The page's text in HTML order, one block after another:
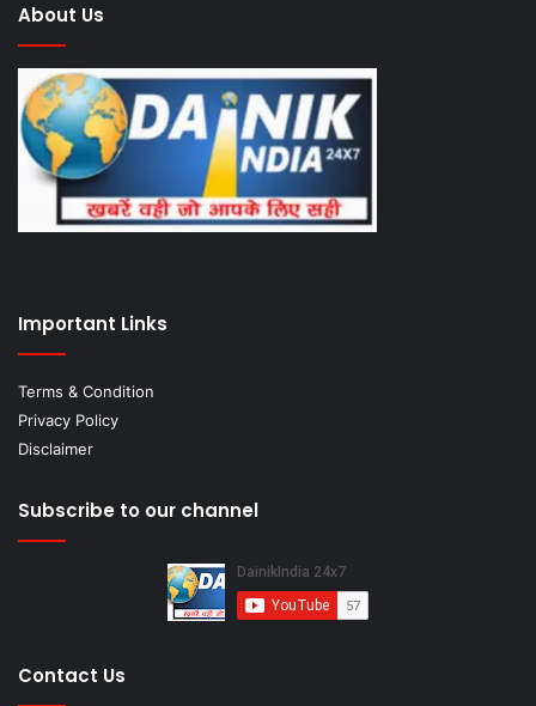
About Us
Important Links
Terms & Condition
Privacy Policy
Disclaimer
Subscribe to our channel
Contact Us